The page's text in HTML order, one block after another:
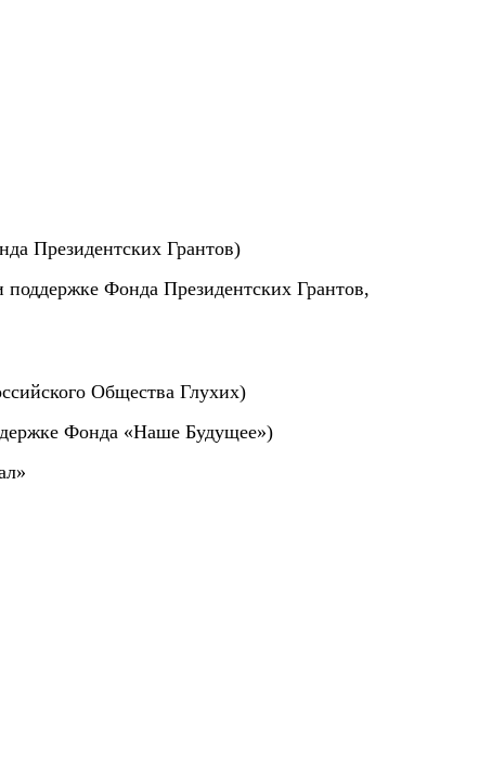
Президентских Грантов)
Фонда Президентских Грантов,
Общества Глухих)
Фонда «Наше Будущее»)